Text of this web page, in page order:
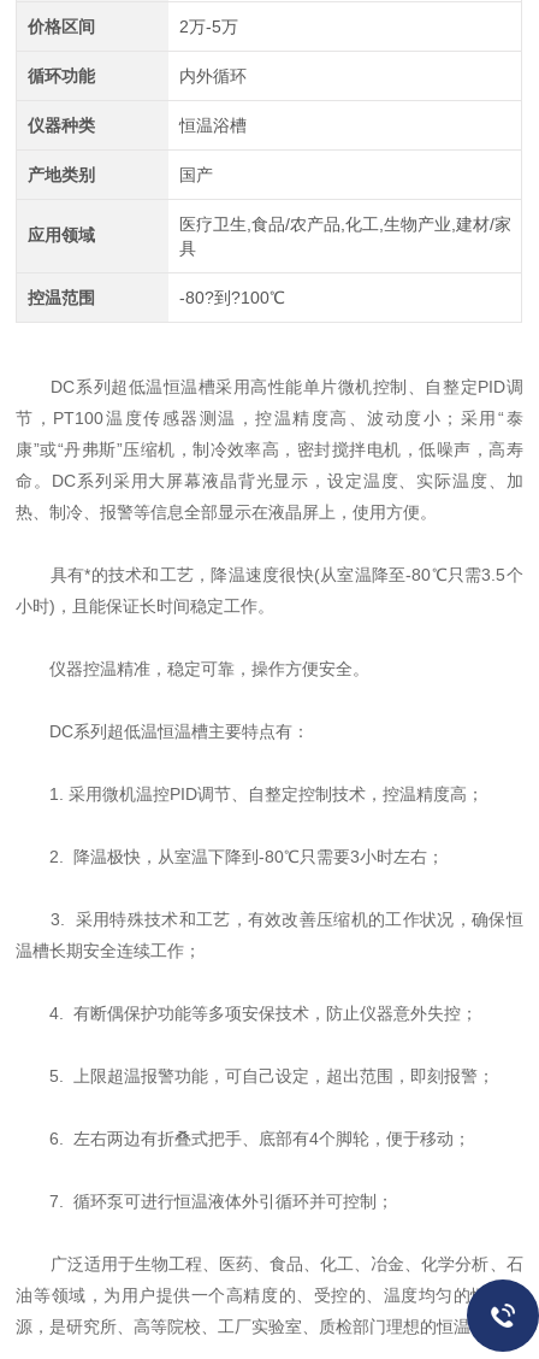
价格区间 2万-5万
循环功能 内外循环
仪器种类 恒温浴槽
产地类别 国产
应用领域
医疗卫生,食品/农产品,化工,生物产业,建材/家
具
控温范围 -80?到?100℃
DC系列超低温恒温槽采用高性能单片微机控制、自整定PID调
节，PT100温度传感器测温，控温精度高、波动度小；采用“泰
康”或“丹弗斯”压缩机，制冷效率高，密封搅拌电机，低噪声，高寿
命。DC系列采用大屏幕液晶背光显示，设定温度、实际温度、加
热、制冷、报警等信息全部显示在液晶屏上，使用方便。
具有*的技术和工艺，降温速度很快(从室温降至-80℃只需3.5个
小时)，且能保证长时间稳定工作。
仪器控温精准，稳定可靠，操作方便安全。
DC系列超低温恒温槽主要特点有：
1. 采用微机温控PID调节、自整定控制技术，控温精度高；
2. 降温极快，从室温下降到-80℃只需要3小时左右；
3. 采用特殊技术和工艺，有效改善压缩机的工作状况，确保恒
温槽长期安全连续工作；
4. 有断偶保护功能等多项安保技术，防止仪器意外失控；
5. 上限超温报警功能，可自己设定，超出范围，即刻报警；
6. 左右两边有折叠式把手、底部有4个脚轮，便于移动；
7. 循环泵可进行恒温液体外引循环并可控制；
广泛适用于生物工程、医药、食品、化工、冶金、化学分析、石
油等领域，为用户提供一个高精度的、受控的、温度均匀的恒定场
源，是研究所、高等院校、工厂实验室、质检部门理想的恒温槽。